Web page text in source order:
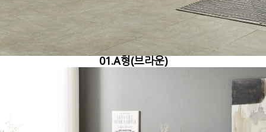
01.A형(브라운)